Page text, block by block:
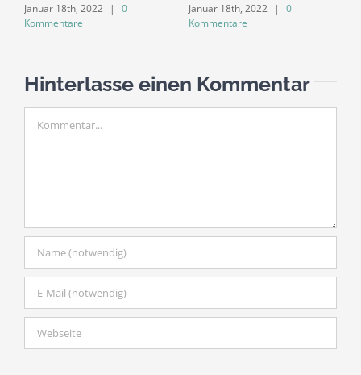
Januar 18th, 2022 |
0
Kommentare
Januar 18th, 2022 |
0
Kommentare
Hinterlasse einen Kommentar